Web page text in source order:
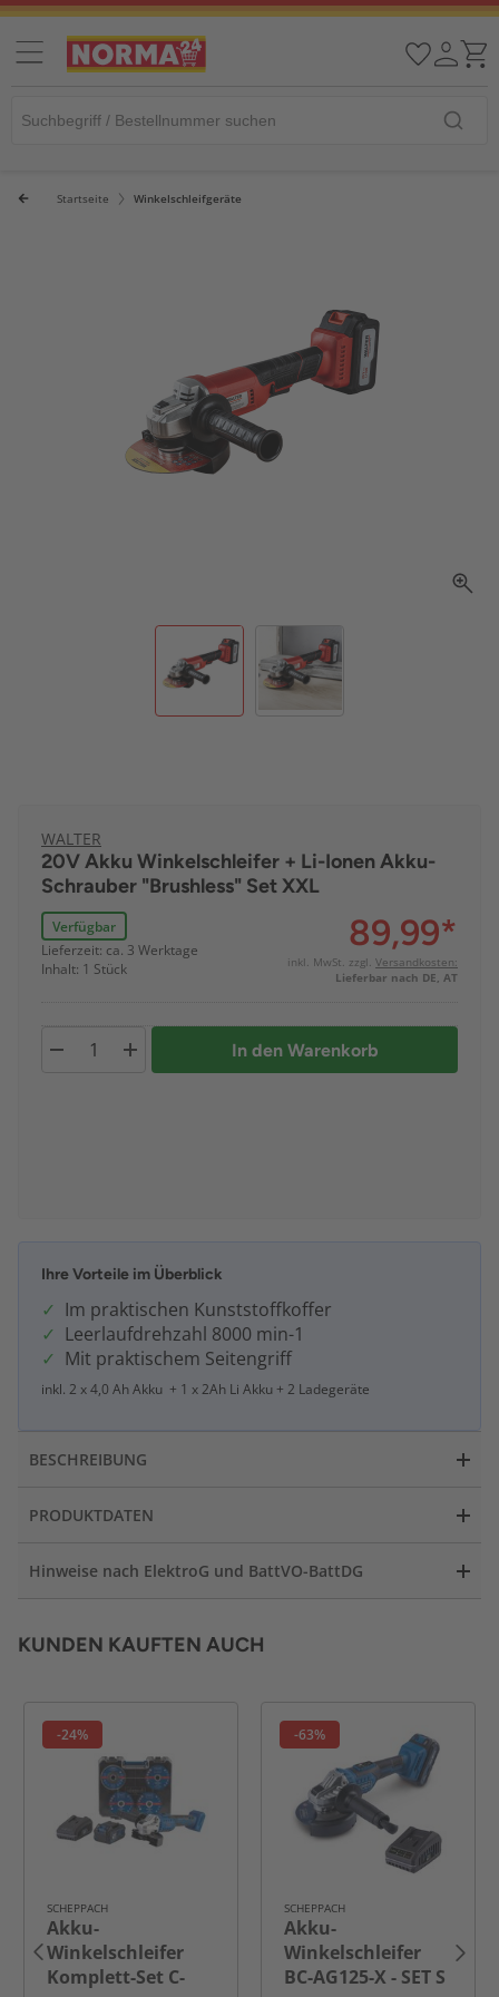
Startseite Winkelschleifgeräte
WALTER
20V Akku Winkelschleifer + Li-Ionen Akku-
Schrauber "Brushless" Set XXL
Verfügbar
Lieferzeit: ca. 3 Werktage
Inhalt: 1 Stück
89,99*
inkl. MwSt. zzgl. Versandkosten:
Lieferbar nach DE, AT
In den Warenkorb
Ihre Vorteile im Überblick
Im praktischen Kunststoffkoffer
Leerlaufdrehzahl 8000 min-1
Mit praktischem Seitengriff
inkl. 2 x 4,0 Ah Akku + 1 x 2Ah Li Akku + 2 Ladegeräte
BESCHREIBUNG
PRODUKTDATEN
Hinweise nach ElektroG und BattVO-BattDG
KUNDEN KAUFTEN AUCH
-24%
SCHEPPACH
Akku-
Winkelschleifer
Komplett-Set C-
-63%
SCHEPPACH
Akku-
Winkelschleifer
BC-AG125-X - SET S